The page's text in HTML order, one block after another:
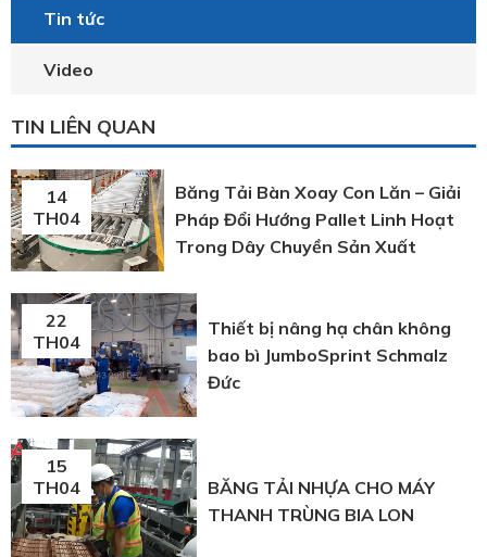
Tin tức
Video
TIN LIÊN QUAN
14
TH04
Băng Tải Bàn Xoay Con Lăn – Giải
Pháp Đổi Hướng Pallet Linh Hoạt
Trong Dây Chuyền Sản Xuất
22
TH04
Thiết bị nâng hạ chân không
bao bì JumboSprint Schmalz
Đức
15
TH04
BĂNG TẢI NHỰA CHO MÁY
THANH TRÙNG BIA LON